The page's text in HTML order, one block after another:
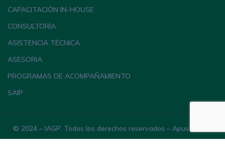
CAPACITACIÓN IN-HOUSE
CONSULTORÍA
ASISTENCIA TÉCNICA
ASESORIA
PROGRAMAS DE ACOMPAÑAMIENTO
SAIP
© 2024 – IAGP. Todos los derechos reservados – ApusTheme